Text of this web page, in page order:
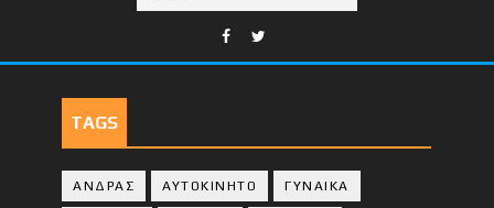
TAGS
ΑΝΔΡΑΣ ΑΥΤΟΚΙΝΗΤΟ ΓΥΝΑΙΚΑ